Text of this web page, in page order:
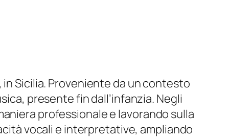
in Sicilia. Proveniente da un contesto
presente fin dall’infanzia. Negli
professionale e lavorando sulla
vocali e interpretative, ampliando